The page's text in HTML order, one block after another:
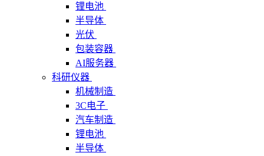
锂电池
半导体
光伏
包装容器
AI服务器
科研仪器
机械制造
3C电子
汽车制造
锂电池
半导体